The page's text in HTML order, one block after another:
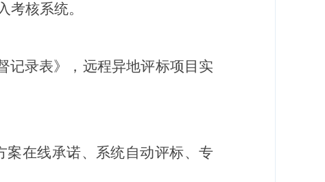
核系统。
记录表》，远程异地评标项目实
在线承诺、系统自动评标、专